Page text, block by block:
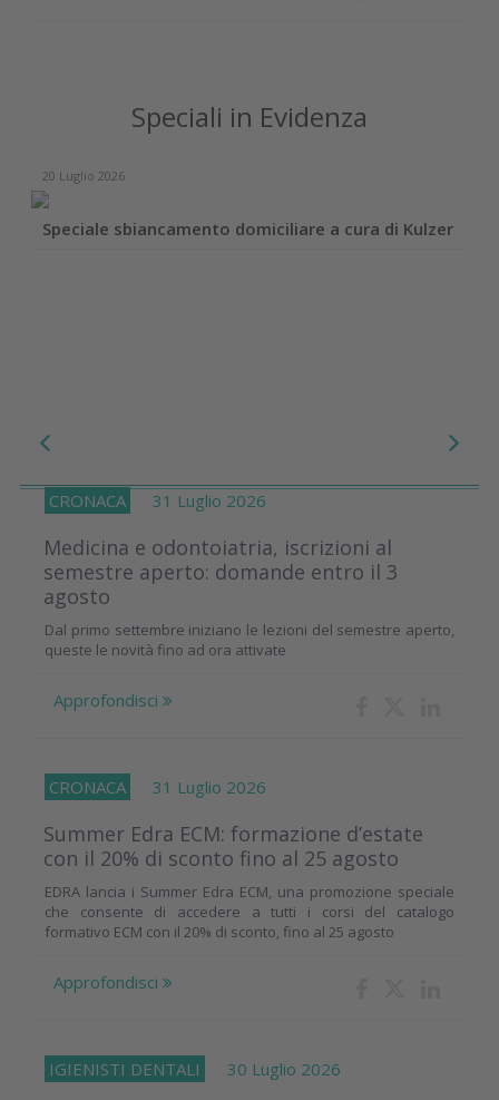
Speciali in Evidenza
20 Luglio 2026
Speciale sbiancamento domiciliare a cura di Kulzer
CRONACA 31 Luglio 2026
Medicina e odontoiatria, iscrizioni al
semestre aperto: domande entro il 3
agosto
Dal primo settembre iniziano le lezioni del semestre aperto,
queste le novità fino ad ora attivate
Approfondisci
CRONACA 31 Luglio 2026
Summer Edra ECM: formazione d’estate
con il 20% di sconto fino al 25 agosto
EDRA lancia i Summer Edra ECM, una promozione speciale
che consente di accedere a tutti i corsi del catalogo
formativo ECM con il 20% di sconto, fino al 25 agosto
Approfondisci
IGIENISTI DENTALI 30 Luglio 2026